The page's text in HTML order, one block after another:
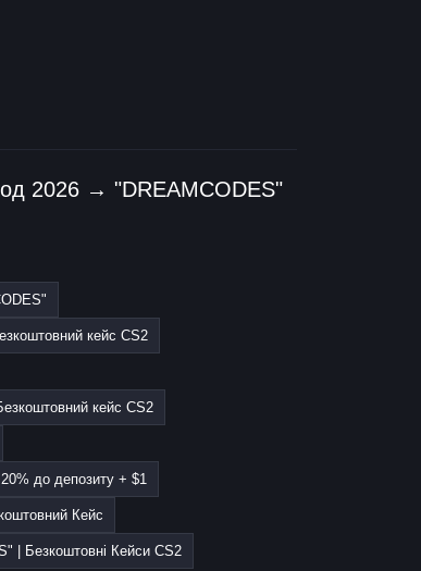
2026 → "DREAMCODES"
кейс CS2
кейс CS2
до депозиту + $1
Кейс
| Безкоштовні Кейси CS2